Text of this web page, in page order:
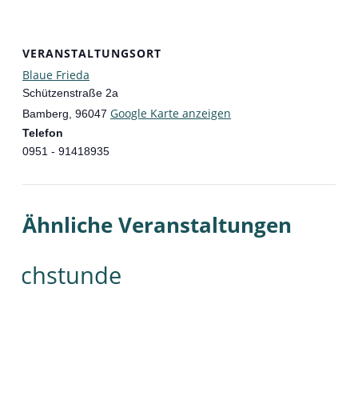
VERANSTALTUNGSORT
Blaue Frieda
Schützenstraße 2a
Bamberg 96047 Google Karte anzeigen
Telefon
0951 - 91418935
Ähnliche Veranstaltungen